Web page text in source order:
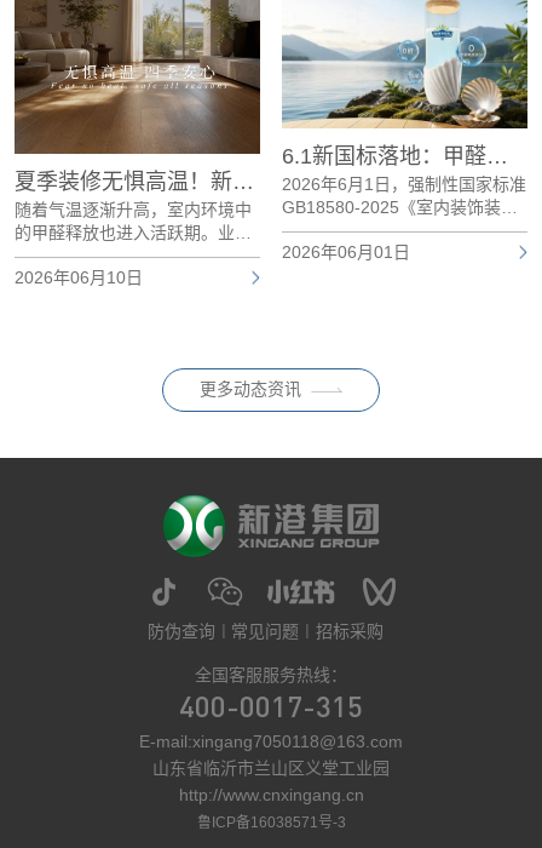
夏季装修无惧高温！新港HENF采暖级精板，0醛0苯0有害物质添加，清爽安心住新家
随着气温逐渐升高，室内环境中
的甲醛释放也进入活跃期。业内
研究发现，温度是影响甲醛释放
的重要因素之一。当环境温度升
也迎来新的考验。对于有老人、
孩子、孕妇的家庭而言，家居环
保从来都不是一句简单的参数，
2026年06月10日
6.1新国标落地：甲醛达标只是及格，板材环保的终极战场在哪？
2026年6月1日，强制性国家标准
GB18580-2025《室内装饰装修
材料 人造板及其制品中甲醛释放
限量》正式实施。本次修订最核
时配套推荐性标
2026年06月01日
更多动态资讯
防伪查询 常见问题 招标采购
全国客服服务热线：
400-0017-315
E-mail:xingang7050118@163.com
山东省临沂市兰山区义堂工业园
http://www.cnxingang.cn
鲁ICP备16038571号-3